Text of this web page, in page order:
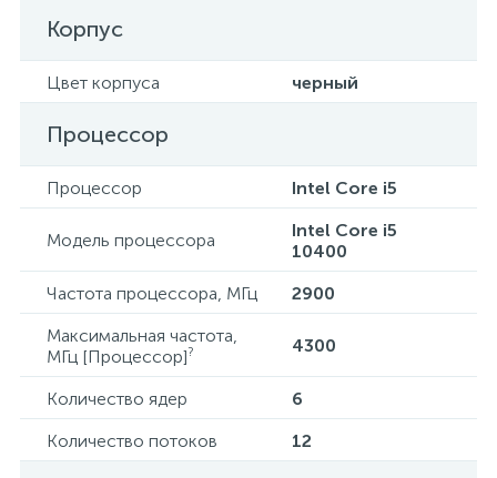
Корпус
Цвет корпуса черный
Процессор
Процессор Intel Core i5
Модель процессора
Intel Core i5
10400
Частота процессора, МГц
2900
Максимальная частота,
МГц [Процессор]? 4300
Количество ядер
6
Количество потоков
12